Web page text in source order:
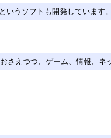
うソフトも開発しています。
さえつつ、ゲーム、情報、